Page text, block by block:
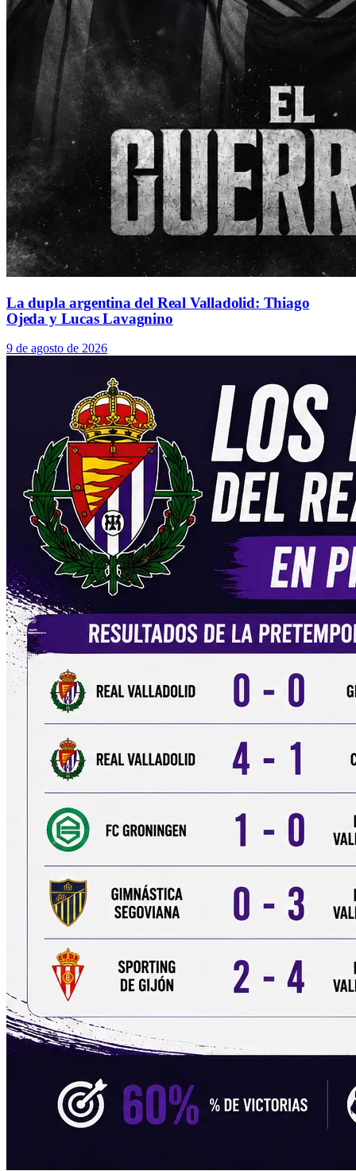
La dupla argentina del Real Valladolid: Thiago
Ojeda y Lucas Lavagnino
9 de agosto de 2026